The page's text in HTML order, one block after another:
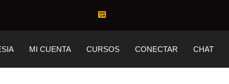
MI CUENTA CURSOS CONECTAR CHAT